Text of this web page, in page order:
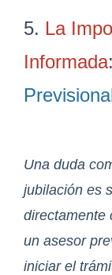
5. La
Informada:
Una duda
jubilación es
directamente
un asesor
iniciar el